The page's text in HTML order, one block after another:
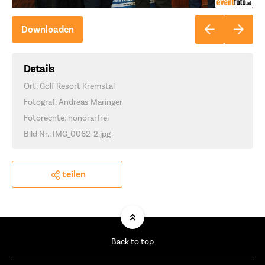
Downloaden
Details
Ort: Golf Resort Kremstal
Fotograf: Andreas Maringer
Fotorechte: honorarfrei
Bild Nr.: IMG_0062-2.jpg
teilen
Back to top